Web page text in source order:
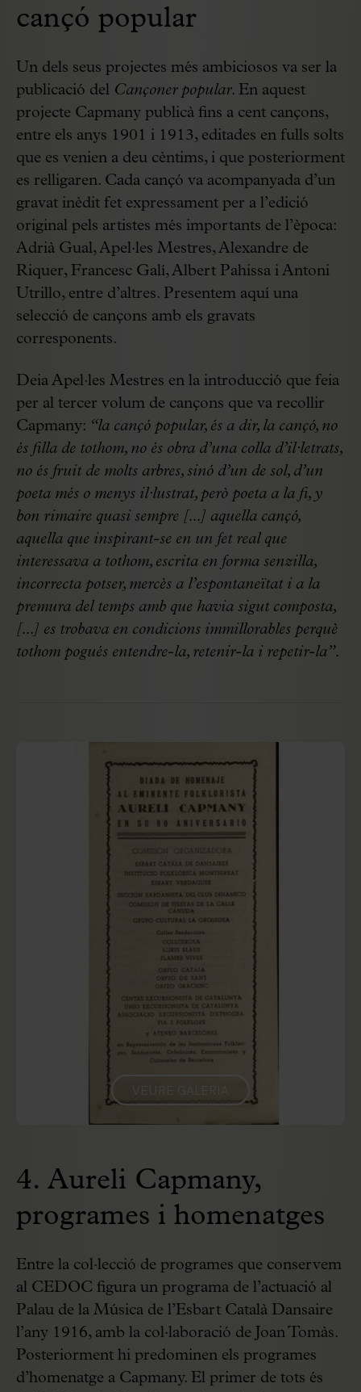
cançó popular
Un dels seus projectes més ambiciosos va ser la
publicació del Cançoner popular. En aquest
projecte Capmany publicà fins a cent cançons,
entre els anys 1901 i 1913, editades en fulls solts
que es venien a deu cèntims, i que posteriorment
es relligaren. Cada cançó va acompanyada d’un
gravat inèdit fet expressament per a l’edició
original pels artistes més importants de l’època:
Adrià Gual, Apel·les Mestres, Alexandre de
Riquer, Francesc Galí, Albert Pahissa i Antoni
Utrillo, entre d’altres. Presentem aquí una
selecció de cançons amb els gravats
corresponents.
Deia Apel·les Mestres en la introducció que feia
per al tercer volum de cançons que va recollir
Capmany: “la cançó popular, és a dir, la cançó, no
és filla de tothom, no és obra d’una colla d’il·letrats,
no és fruit de molts arbres, sinó d’un de sol, d’un
poeta més o menys il·lustrat, però poeta a la fi, y
bon rimaire quasi sempre [...] aquella cançó,
aquella que inspirant-se en un fet real que
interessava a tothom, escrita en forma senzilla,
incorrecta potser, mercès a l’espontaneïtat i a la
premura del temps amb que havia sigut composta,
[...] es trobava en condicions immillorables perquè
tothom pogués entendre-la, retenir-la i repetir-la”.
VEURE GALERIA
4. Aureli Capmany,
programes i homenatges
Entre la col·lecció de programes que conservem
al CEDOC figura un programa de l’actuació al
Palau de la Música de l’Esbart Català Dansaire
l’any 1916, amb la col·laboració de Joan Tomàs.
Posteriorment hi predominen els programes
d’homenatge a Capmany. El primer de tots és